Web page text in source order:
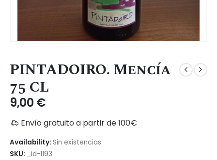
PINTADOIRO. Mencía
75 CL
9,00 €
Envío gratuito a partir de 100€
Availability: Sin existencias
SKU:
_id-1193